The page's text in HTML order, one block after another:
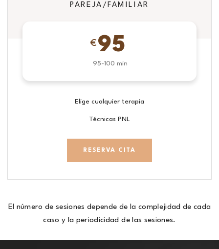
PAREJA/FAMILIAR
€ 95
95-100 min
Elige cualquier terapia
Técnicas PNL
RESERVA CITA
El número de sesiones depende de la complejidad de cada
caso y la periodicidad de las sesiones.